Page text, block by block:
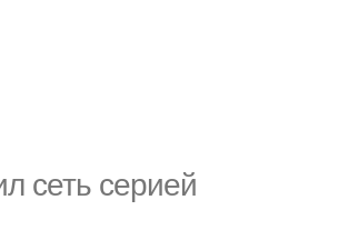
сеть серией